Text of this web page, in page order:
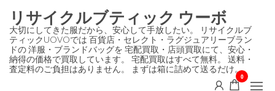
ン
テ
ン
ツ
リサイクルブティック ウーボ
大切にしてきた服だから、安心して手放したい。 リサイクルブ
ティックUOVOでは 百貨店・セレクト・ラグジュアリーブラン
ドの 洋服・ブランドバッグを 宅配買取・店頭買取にて、安心・
納得の価格で買取しています。 宅配買取はすべて無料。 送料・
査定料のご負担はありません。 まずは箱に詰めて送るだけ。
0